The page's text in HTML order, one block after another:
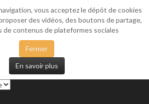
vous acceptez le dépôt de cookies
des vidéos, des boutons de partage,
de contenus de plateformes sociales
Fermer
En savoir plus